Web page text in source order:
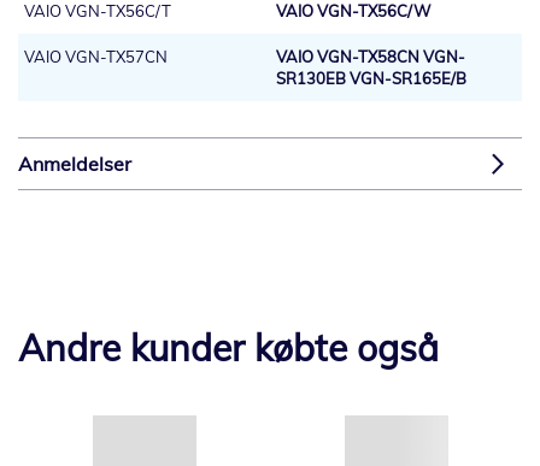
VAIO VGN-TX56C/T VAIO VGN-TX56C/W
VAIO VGN-TX57CN
VAIO VGN-TX58CN VGN-
SR130EB VGN-SR165E/B
Anmeldelser
Andre kunder købte også